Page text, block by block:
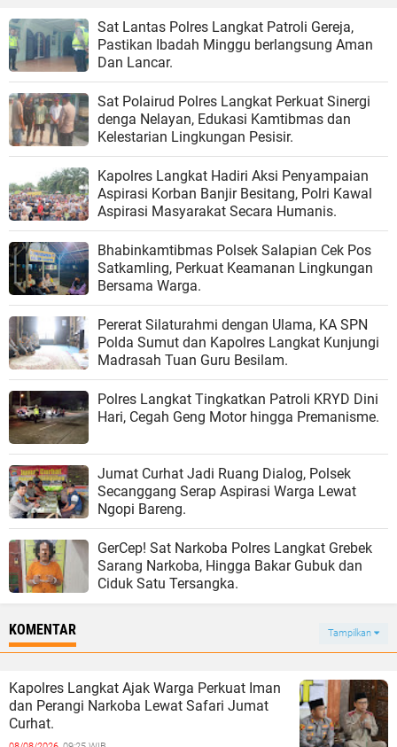
Sat Lantas Polres Langkat Patroli Gereja,
Pastikan Ibadah Minggu berlangsung Aman
Dan Lancar.
Sat Polairud Polres Langkat Perkuat Sinergi
denga Nelayan, Edukasi Kamtibmas dan
Kelestarian Lingkungan Pesisir.
Kapolres Langkat Hadiri Aksi Penyampaian
Aspirasi Korban Banjir Besitang, Polri Kawal
Aspirasi Masyarakat Secara Humanis.
Bhabinkamtibmas Polsek Salapian Cek Pos
Satkamling, Perkuat Keamanan Lingkungan
Bersama Warga.
Pererat Silaturahmi dengan Ulama, KA SPN
Polda Sumut dan Kapolres Langkat Kunjungi
Madrasah Tuan Guru Besilam.
Polres Langkat Tingkatkan Patroli KRYD Dini
Hari, Cegah Geng Motor hingga Premanisme.
Jumat Curhat Jadi Ruang Dialog, Polsek
Secanggang Serap Aspirasi Warga Lewat
Ngopi Bareng.
GerCep! Sat Narkoba Polres Langkat Grebek
Sarang Narkoba, Hingga Bakar Gubuk dan
Ciduk Satu Tersangka.
KOMENTAR Tampilkan
Kapolres Langkat Ajak Warga Perkuat Iman
dan Perangi Narkoba Lewat Safari Jumat
Curhat.